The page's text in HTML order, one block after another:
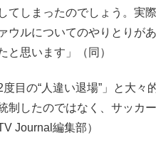
てしまったのでしょう。実
ウルについてのやりとりが
と思います」（同）
度目の“人違い退場”」と大
制したのではなく、サッカ
Journal編集部）